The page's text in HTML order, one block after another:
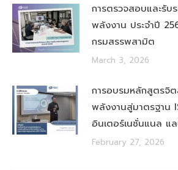
การตรวจสอบและรับ
พลังงาน ประจำปี
กรมสรรพสามิต
March 3, 2026
การอบรมหลักสูตรจิ
พลังงานสู่มาตรฐาน
อินเตอร์เนชั่นแนล แ
February 27, 2026